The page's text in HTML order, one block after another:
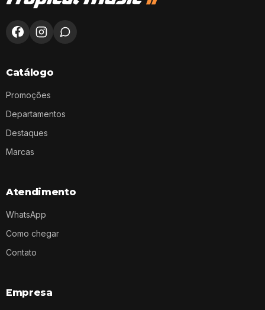
Catálogo
Promoções
Departamentos
Destaques
Marcas
Atendimento
WhatsApp
Como chegar
Contato
Empresa